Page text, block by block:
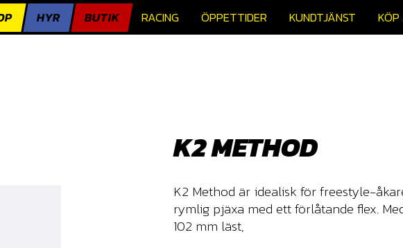
HYR BUTIK RACING ÖPPETTIDER KUNDTJÄNST
K2 METHOD
K2 Method är idealisk för freestyle-
rymlig pjäxa med ett förlåtande flex.
102 mm läst,